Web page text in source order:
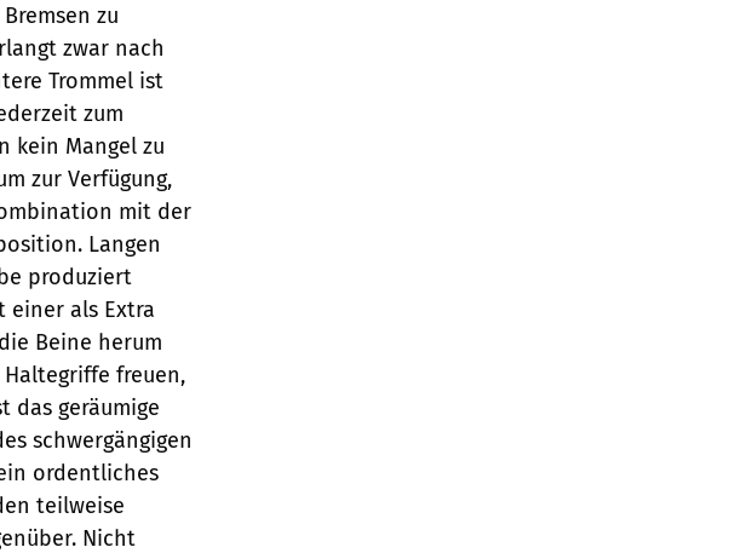
zu
zwar nach
Trommel ist
zum
kein Mangel zu
zur Verfügung,
mit der
Langen
produziert
einer als Extra
Beine herum
freuen,
das geräumige
schwergängigen
ordentliches
teilweise
Nicht